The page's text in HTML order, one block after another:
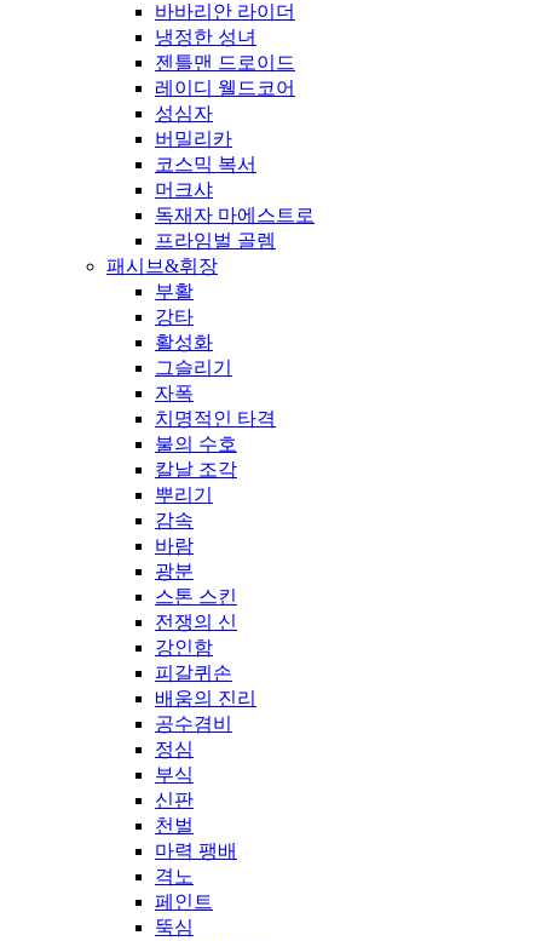
바바리안 라이더
냉정한 성녀
젠틀맨 드로이드
레이디 웰드코어
성심자
버밀리카
코스믹 복서
머크샤
독재자 마에스트로
프라임벌 골렘
패시브&휘장
부활
강타
활성화
그슬리기
자폭
치명적인 타격
불의 수호
칼날 조각
뿌리기
감속
바람
광분
스톤 스킨
전쟁의 신
강인함
피갈퀴손
배움의 진리
공수겸비
정심
부식
신판
천벌
마력 팽배
격노
페인트
뚝심